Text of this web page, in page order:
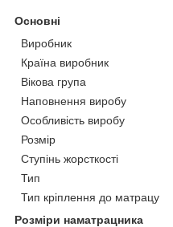
Основні
Виробник
Країна виробник
Вікова група
Наповнення виробу
Особливість виробу
Розмір
Ступінь жорсткості
Тип
Тип кріплення до матрацу
Розміри наматрацника